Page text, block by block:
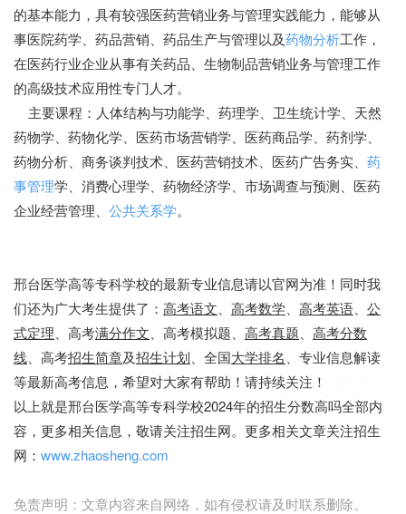
的基本能力，具有较强医药营销业务与管理实践能力，能够从
事医院药学、药品营销、药品生产与管理以及药物分析工作，
在医药行业企业从事有关药品、生物制品营销业务与管理工作
的高级技术应用性专门人才。
主要课程：人体结构与功能学、药理学、卫生统计学、天然
药物学、药物化学、医药市场营销学、医药商品学、药剂学、
药物分析、商务谈判技术、医药营销技术、医药广告务实、 药
事管理学、消费心理学、药物经济学、市场调查与预测、医药
企业经营管理、 公共关系学。
邢台医学高等专科学校的最新专业信息请以官网为准！同时我
们还为广大考生提供了： 高考语文 高考数学 高考英语
公
式定理 、高考满分作文 、高考模拟题、 高考真题
高考分数
线 、高考招生简章及招生计划 、全国大学排名 、专业信息解读
等最新高考信息，希望对大家有帮助！请持续关注！
以上就是邢台医学高等专科学校2024年的招生分数高吗全部内
容，更多相关信息，敬请关注招生网。更多相关文章关注招生
网： www.zhaosheng.com
免责声明：文章内容来自网络，如有侵权请及时联系删除。